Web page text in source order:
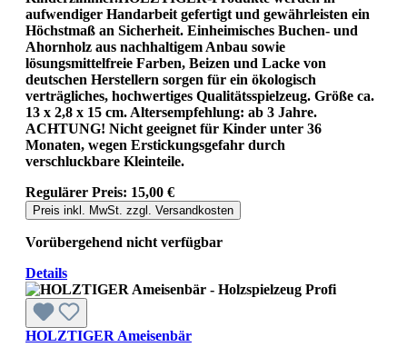
aufwendiger Handarbeit gefertigt und gewährleisten ein
Höchstmaß an Sicherheit. Einheimisches Buchen- und
Ahornholz aus nachhaltigem Anbau sowie
lösungsmittelfreie Farben, Beizen und Lacke von
deutschen Herstellern sorgen für ein ökologisch
verträgliches, hochwertiges Qualitätsspielzeug. Größe ca.
13 x 2,8 x 15 cm. Altersempfehlung: ab 3 Jahre.
ACHTUNG! Nicht geeignet für Kinder unter 36
Monaten, wegen Erstickungsgefahr durch
verschluckbare Kleinteile.
Regulärer Preis: 15,00 €
Preis inkl. MwSt. zzgl. Versandkosten
Vorübergehend nicht verfügbar
Details
HOLZTIGER Ameisenbär